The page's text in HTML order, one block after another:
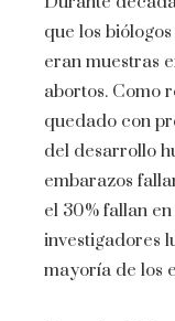
que los
eran muestras
abortos. Como
quedado con
del desarrollo
embarazos
el 30% fallan
investigadores
mayoría de los